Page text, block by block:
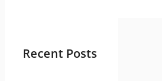
Recent Posts